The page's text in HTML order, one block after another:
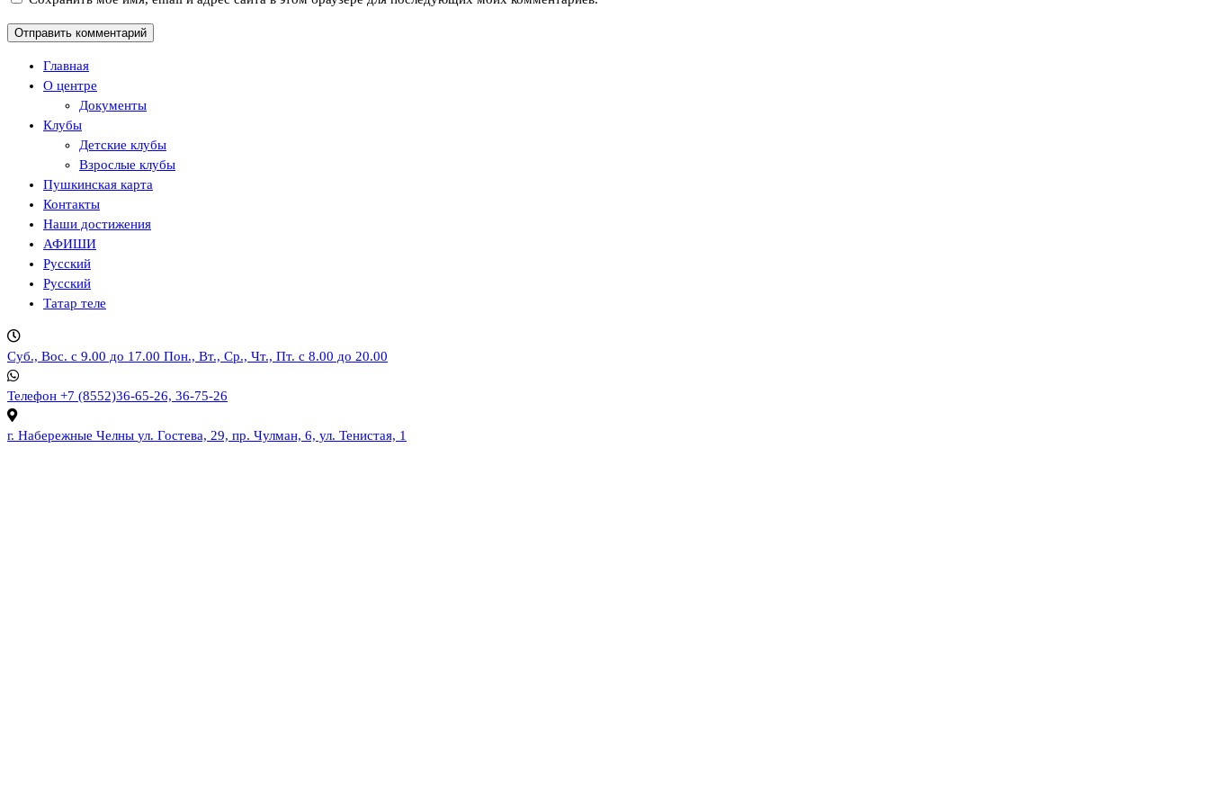
Главная
О центре
Документы
Клубы
Детские клубы
Взрослые клубы
Пушкинская карта
Контакты
Наши достижения
АФИШИ
Русский
Русский
Татар теле
Суб., Вос. с 9.00 до 17.00 Пон., Вт., Ср., Чт., Пт. с 8.00 до 20.00
Телефон +7 (8552)36-65-26, 36-75-26
г. Набережные Челны ул. Гостева, 29, пр. Чулман, 6, ул. Тенистая, 1